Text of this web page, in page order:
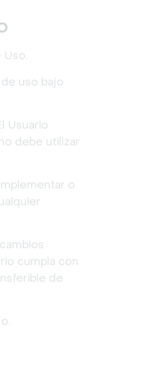
uso bajo
Usuario
debe utilizar
o
cumpla con
de